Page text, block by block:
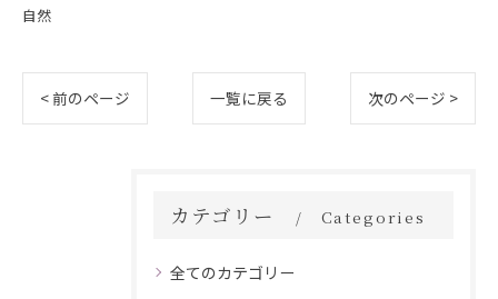
自然
< 前のページ 一覧に戻る 次のページ >
カテゴリー Categories
全てのカテゴリー